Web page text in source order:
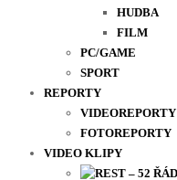
HUDBA
FILM
PC/GAME
SPORT
REPORTY
VIDEOREPORTY
FOTOREPORTY
VIDEO KLIPY